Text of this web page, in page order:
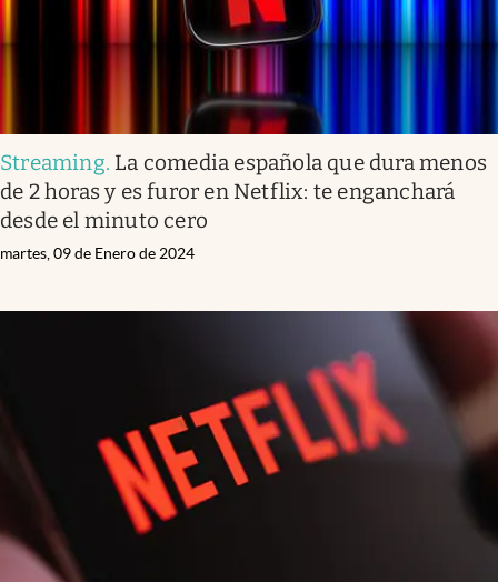
Streaming. La comedia española que dura menos
de 2 horas y es furor en Netflix: te enganchará
desde el minuto cero
martes, 09 de Enero de 2024